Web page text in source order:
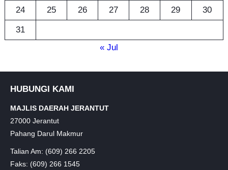
24 25 26 27 28 29 30
31
« Jul
HUBUNGI KAMI
MAJLIS DAERAH JERANTUT
27000 Jerantut
Pahang Darul Makmur
Talian Am: (609) 266 2205
Faks: (609) 266 1545